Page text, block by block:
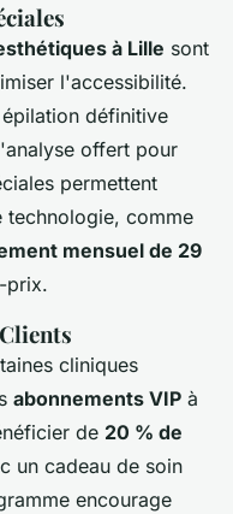
à Lille sont
l'accessibilité.
définitive
offert pour
permettent
technologie, comme
mensuel de 29
prix.
cliniques
abonnements VIP à
de 20 % de
un cadeau de soin
encourage